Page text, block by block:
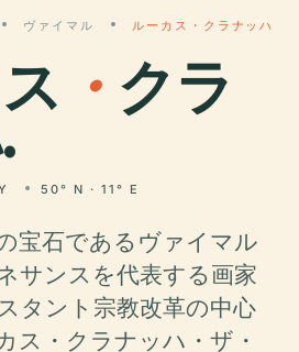
ヴァイマル ルーカス・クラナッハ
・ クラ
50° N · 11° E
宝石であるヴァイマル
サンスを代表する画家
タント宗教改革の中心
ス・クラナッハ・ザ・